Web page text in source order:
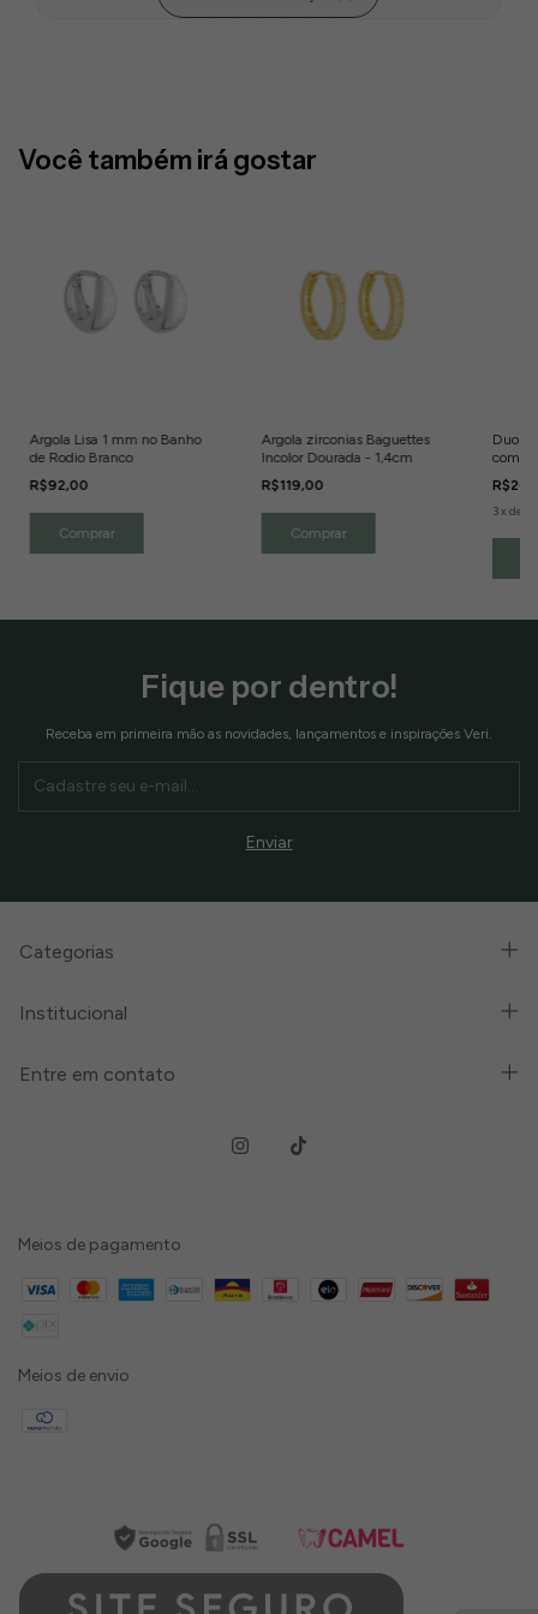
Você também irá gostar
Argola Lisa 1 mm no Banho
de Rodio Branco
R$92,00
Argola zirconias Baguettes
Incolor Dourada - 1,4cm
R$119,00
Duo
com
3x de
Fique por dentro!
Receba em primeira mão as novidades, lançamentos e inspirações Veri.
Categorias
Institucional
Entre em contato
Meios de pagamento
Meios de envio